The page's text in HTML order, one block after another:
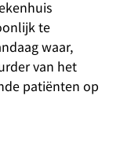
te
waar,
van het
patiënten op